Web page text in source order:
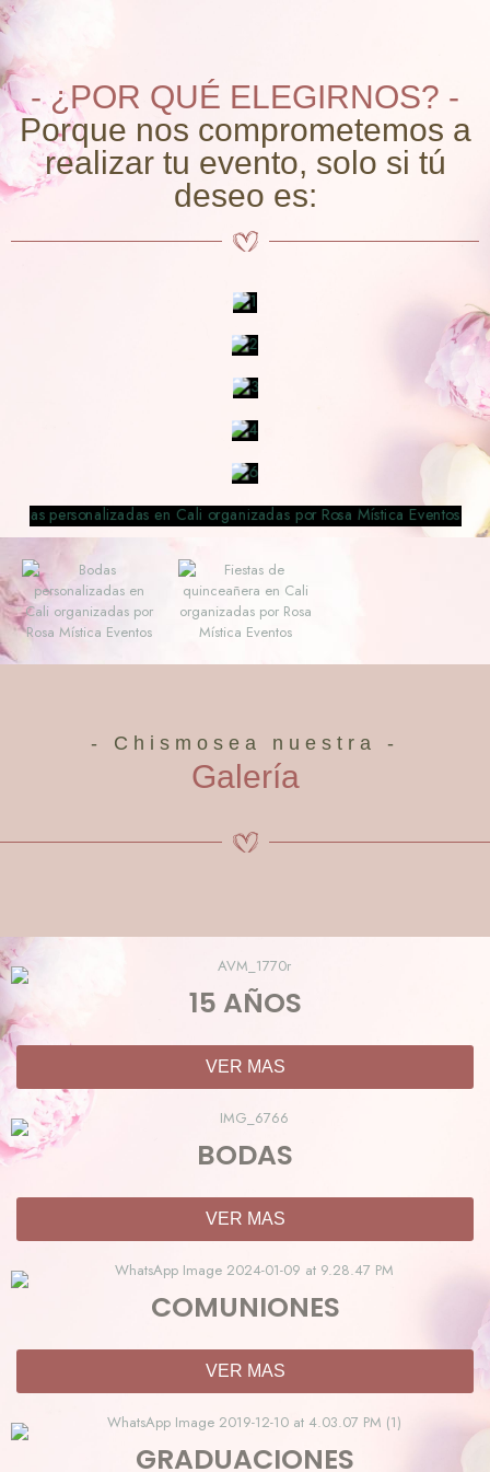
- ¿POR QUÉ ELEGIRNOS? -
Porque nos comprometemos a
realizar tu evento, solo si tú
deseo es:
- Chismosea nuestra -
Galería
15 AÑOS
VER MAS
BODAS
VER MAS
COMUNIONES
VER MAS
GRADUACIONES